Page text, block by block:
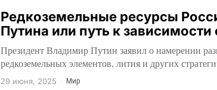
Редкоземельные ресурсы
Путина или путь к зависимости
Президент Владимир Путин заявил о намерении
редкоземельных элементов, лития и других
29 июня, 2025 Мир